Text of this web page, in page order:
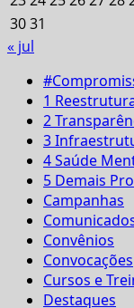
3031
« jul
1
2
3
4 Saúde
5 Demais
Campanhas
Convênios
Convocações
Cursos e
Destaques